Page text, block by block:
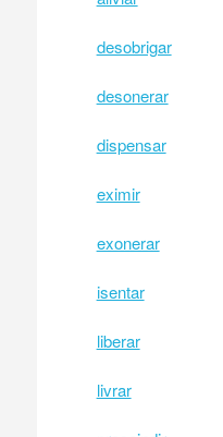
desobrigar
desonerar
dispensar
eximir
exonerar
isentar
liberar
livrar